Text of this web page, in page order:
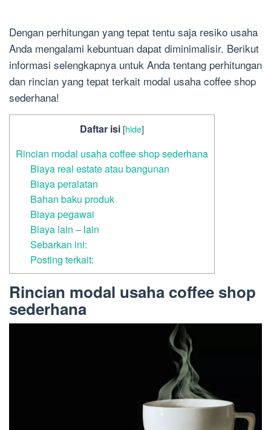
Dengan perhitungan yang tepat tentu saja resiko usaha
Anda mengalami kebuntuan dapat diminimalisir. Berikut
informasi selengkapnya untuk Anda tentang perhitungan
dan rincian yang tepat terkait modal usaha coffee shop
sederhana!
Daftar isi [hide]
Rincian modal usaha coffee shop sederhana
Biaya real estate atau bangunan
Biaya peralatan
Bahan baku produk
Biaya pegawai
Biaya lain – lain
Sebarkan ini:
Posting terkait:
Rincian modal usaha coffee shop
sederhana